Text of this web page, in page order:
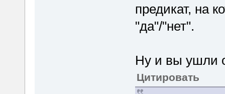
предикат, на
"да"/"нет".
Ну и вы ушли
Цитировать